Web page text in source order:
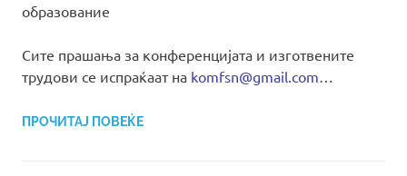
образование
Сите прашања за конференцијата и изготвените
трудови се испраќаат на komfsn@gmail.com
ПРОЧИТАЈ ПОВЕЌЕ